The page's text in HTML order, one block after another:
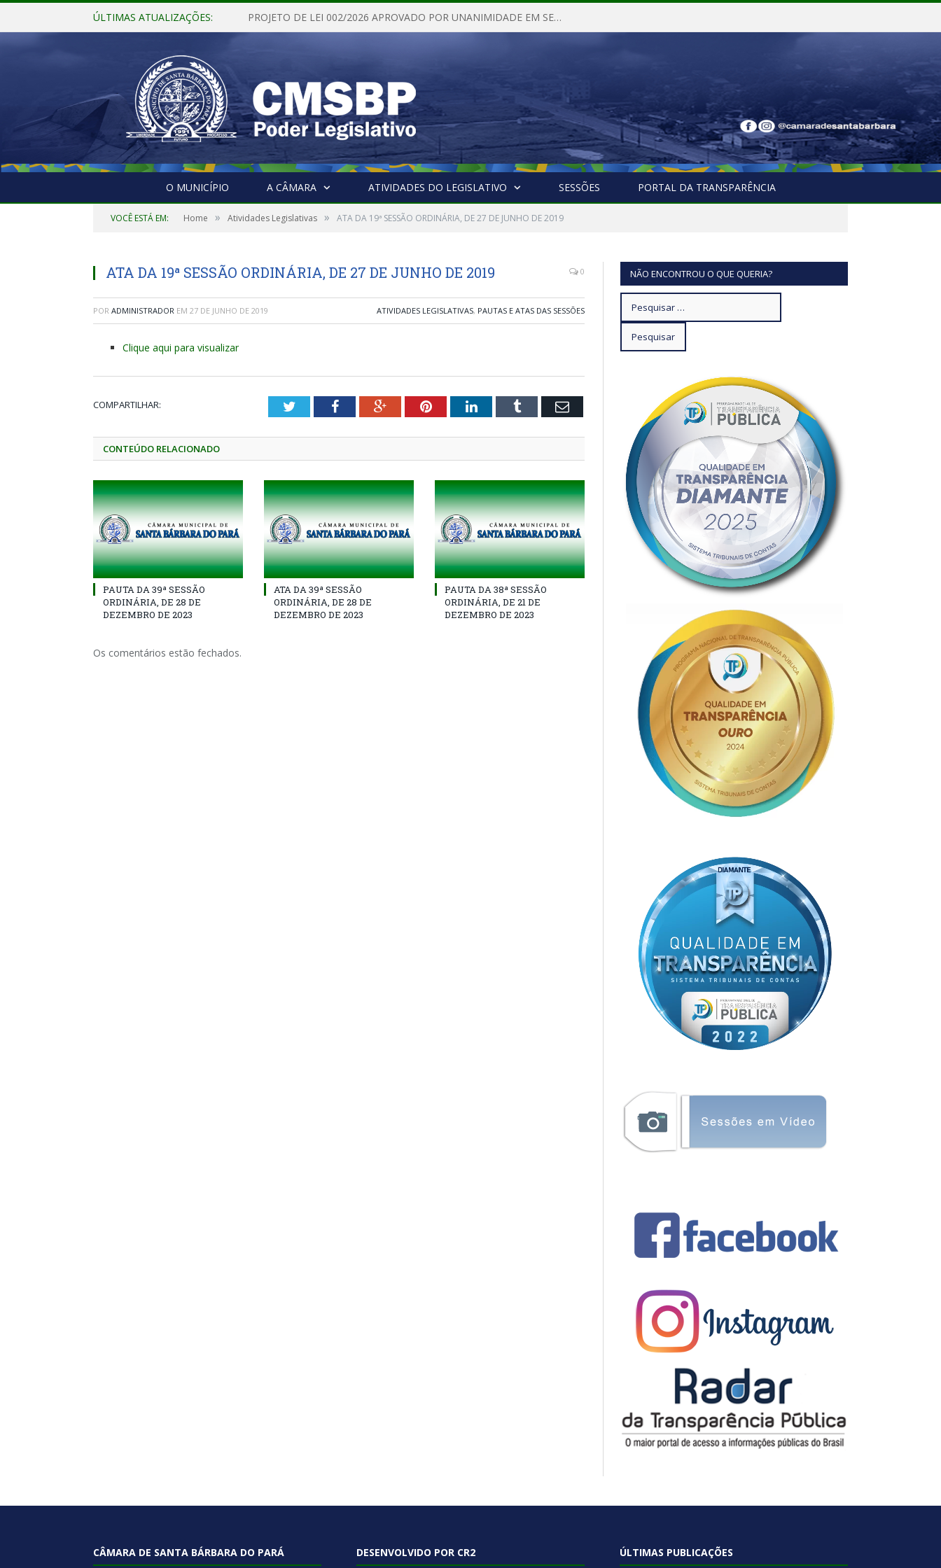
ÚLTIMAS ATUALIZAÇÕES: PROJETO DE LEI 002/2026 APROVADO POR UNANIMIDADE EM SESSÃO ORDINÁRIA NESTA QUINTA – FEIRA 28 DE MAIO DE 2026
O MUNICÍPIO A CÂMARA ATIVIDADES DO LEGISLATIVO SESSÕES PORTAL DA TRANSPARÊNCIA
VOCÊ ESTÁ EM: Home » Atividades Legislativas » ATA DA 19ª SESSÃO ORDINÁRIA, DE 27 DE JUNHO DE 2019
ATA DA 19ª SESSÃO ORDINÁRIA, DE 27 DE JUNHO DE 2019 0
POR ADMINISTRADOR EM 27 DE JUNHO DE 2019 ATIVIDADES LEGISLATIVAS, PAUTAS E ATAS DAS SESSÕES
Clique aqui para visualizar
COMPARTILHAR: TwitterFacebookGoogle+PinterestLinkedInTumblr Email
CONTEÚDO RELACIONADO
PAUTA DA 39ª SESSÃO
ORDINÁRIA, DE 28 DE
DEZEMBRO DE 2023
ATA DA 39ª SESSÃO
ORDINÁRIA, DE 28 DE
DEZEMBRO DE 2023
PAUTA DA 38ª SESSÃO
ORDINÁRIA, DE 21 DE
DEZEMBRO DE 2023
Os comentários estão fechados.
NÃO ENCONTROU O QUE QUERIA?
CÂMARA DE SANTA BÁRBARA DO PARÁ DESENVOLVIDO POR CR2 ÚLTIMAS PUBLICAÇÕES